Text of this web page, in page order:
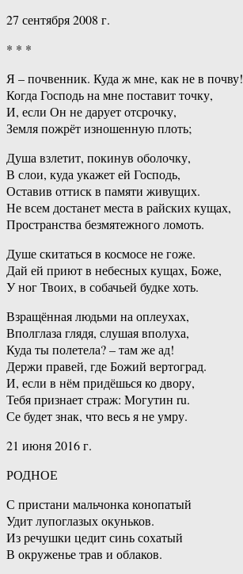
27 сентября 2008 г.
* * *
Я – почвенник. Куда ж мне, как не в почву!
Когда Господь на мне поставит точку,
И, если Он не дарует отсрочку,
Земля пожрёт изношенную плоть;
Душа взлетит, покинув оболочку,
В слои, куда укажет ей Господь,
Оставив оттиск в памяти живущих.
Не всем достанет места в райских кущах,
Пространства безмятежного ломоть.
Душе скитаться в космосе не гоже.
Дай ей приют в небесных кущах, Боже,
У ног Твоих, в собачьей будке хоть.
Взращённая людьми на оплеухах,
Вполглаза глядя, слушая вполуха,
Куда ты полетела? – там же ад!
Держи правей, где Божий вертоград.
И, если в нём придёшься ко двору,
Тебя признает страж: Могутин ru.
Се будет знак, что весь я не умру.
21 июня 2016 г.
РОДНОЕ
С пристани мальчонка конопатый
Удит лупоглазых окуньков.
Из речушки цедит синь сохатый
В окруженье трав и облаков.